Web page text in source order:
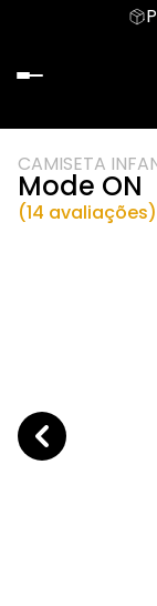
CAMISETA
Mode ON
(14 avaliações)